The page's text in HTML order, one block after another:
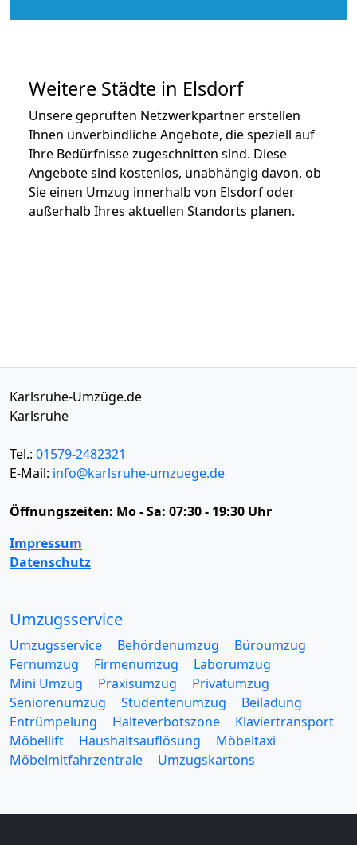
Weitere Städte in Elsdorf
Unsere geprüften Netzwerkpartner erstellen
Ihnen unverbindliche Angebote, die speziell auf
Ihre Bedürfnisse zugeschnitten sind. Diese
Angebote sind kostenlos, unabhängig davon, ob
Sie einen Umzug innerhalb von Elsdorf oder
außerhalb Ihres aktuellen Standorts planen.
Karlsruhe-Umzüge.de
Karlsruhe
Tel.: 01579-2482321
E-Mail: info@karlsruhe-umzuege.de
Öffnungszeiten: Mo - Sa: 07:30 - 19:30 Uhr
Impressum
Datenschutz
Umzugsservice
Umzugsservice Behördenumzug
Büroumzug
Fernumzug
Firmenumzug
Laborumzug
Mini Umzug
Praxisumzug
Privatumzug
Seniorenumzug
Studentenumzug
Beiladung
Entrümpelung
Halteverbotszone
Klaviertransport
Möbellift
Haushaltsauflösung
Möbeltaxi
Möbelmitfahrzentrale
Umzugskartons